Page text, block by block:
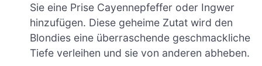
Sie eine Prise Cayennepfeffer oder Ingwer
hinzufügen. Diese geheime Zutat wird den
Blondies eine überraschende geschmackliche
Tiefe verleihen und sie von anderen abheben.